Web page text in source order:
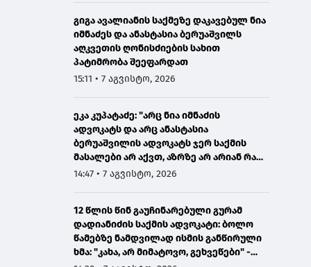
გიგა ავალიანის საქმეზე დაკავებულ ნია
იმნაძეს და ანასტასია ბერუაშვილს
აღკვეთის ღონისძიების სახით
პატიმრობა შეეფარდათ
15:11 • 7 აგვისტო, 2026
ეკა კუპატაძე: "არც ნია იმნაძის
ადვოკატს და არც ანასტასია
ბერუაშვილის ადვოკატს ჯერ საქმის
მასალები არ აქვთ, აზრზე არ არიან რა
წერია მასალებში"
14:47 • 7 აგვისტო, 2026
12 წლის წინ გაუჩინარებული გურამ
დადიანიძის საქმის ადვოკატი: ბოლო
წამებზე ნამდვილად ისმის განწირული
ხმა: "კახა, არ მიმატოვო, გეხვეწები" -